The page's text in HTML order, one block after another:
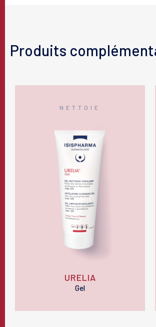
Produits
NETTOIE
URELIA
Gel